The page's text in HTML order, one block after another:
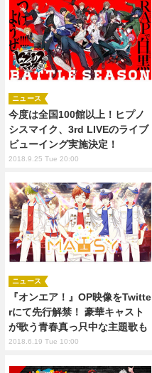
今度は全国100館以上！ヒプノ
シスマイク、3rd LIVEのライブ
ビューイング実施決定！
ニュース
2018.9.25 Tue 20:00
『オンエア！』OP映像をTwitte
rにて先行解禁！ 豪華キャスト
が歌う青春真っ只中な主題歌も
ニュース
2018.6.19 Tue 10:00